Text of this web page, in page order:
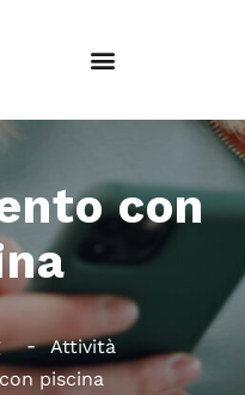
con
Attività
piscina